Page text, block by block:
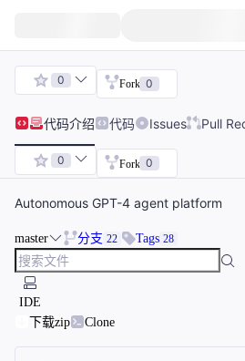
0 Fork 0
代码介绍 代码 Issues Pull
0 Fork 0
Autonomous GPT-4 agent platform
master 分支 22 Tags 28
IDE
下载zip
Clone